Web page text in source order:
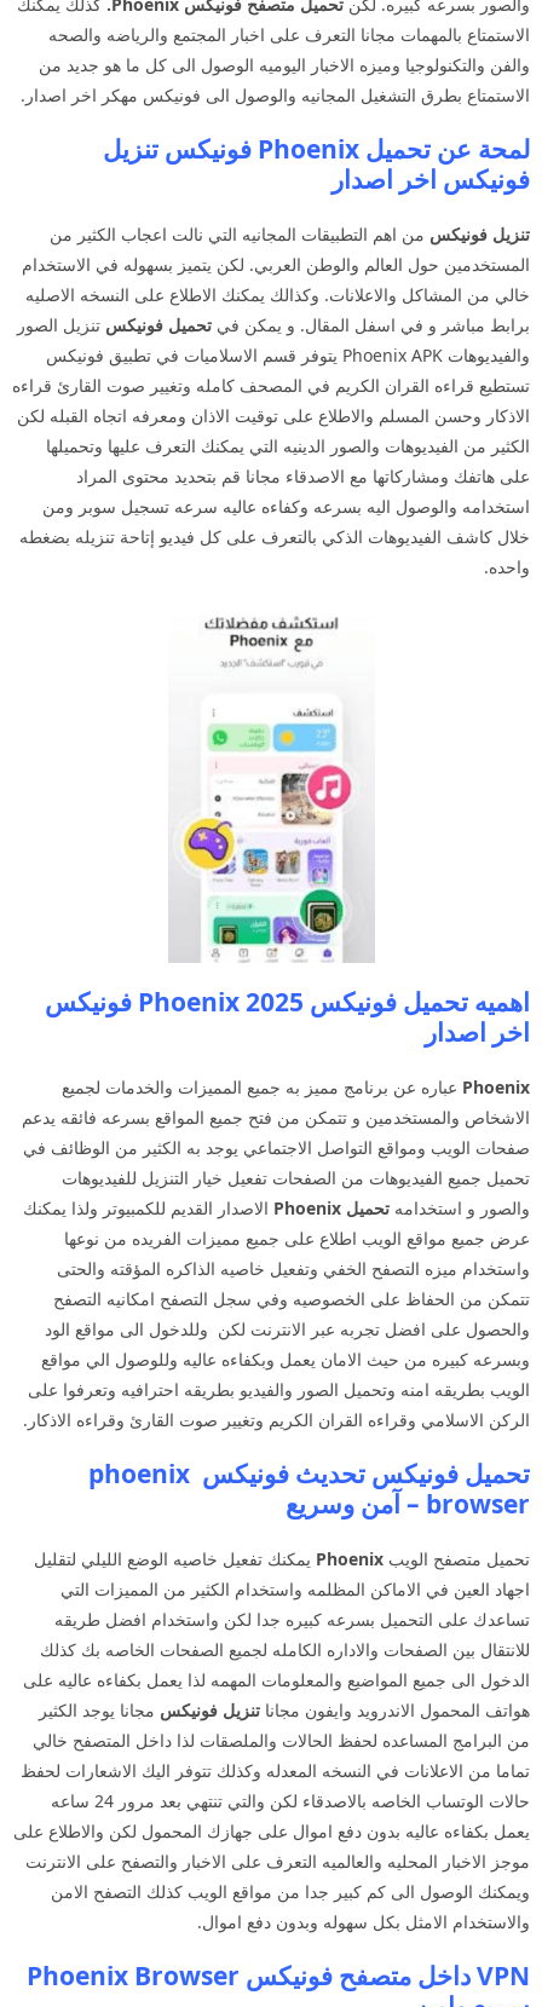
والصور بسرعه كبيره. لكن تحميل متصفح فونيكس Phoenix.
كذلك يمكنك
الاستمتاع بالمهمات مجانا التعرف على اخبار المجتمع والرياضه والصحه
والفن والتكنولوجيا وميزه الاخبار اليوميه الوصول الى كل ما هو جديد من
الاستمتاع بطرق التشغيل المجانيه والوصول الى فونيكس مهكر اخر اصدار.
لمحة عن تحميل Phoenix فونيكس تنزيل
فونيكس اخر اصدار
تنزيل فونيكس من اهم التطبيقات المجانيه التي نالت اعجاب الكثير من
المستخدمين حول العالم والوطن العربي. لكن يتميز بسهوله في الاستخدام
خالي من المشاكل والاعلانات. وكذالك يمكنك الاطلاع على النسخه الاصليه
برابط مباشر و في اسفل المقال. و يمكن في تحميل فونيكس تنزيل الصور
والفيديوهات Phoenix APK يتوفر قسم الاسلاميات في تطبيق فونيكس
تستطيع قراءه القران الكريم في المصحف كامله وتغيير صوت القارئ قراءه
الاذكار وحسن المسلم والاطلاع على توقيت الاذان ومعرفه اتجاه القبله لكن
الكثير من الفيديوهات والصور الدينيه التي يمكنك التعرف عليها وتحميلها
على هاتفك ومشاركاتها مع الاصدقاء مجانا قم بتحديد محتوى المراد
استخدامه والوصول اليه بسرعه وكفاءه عاليه سرعه تسجيل سوبر ومن
خلال كاشف الفيديوهات الذكي بالتعرف على كل فيديو إتاحة تنزيله بضغطه
واحده.
اهميه تحميل فونيكس Phoenix 2025 فونيكس
اخر اصدار
Phoenix عباره عن برنامج مميز به جميع المميزات والخدمات لجميع
الاشخاص والمستخدمين و تتمكن من فتح جميع المواقع بسرعه فائقه يدعم
صفحات الويب ومواقع التواصل الاجتماعي يوجد به الكثير من الوظائف في
تحميل جميع الفيديوهات من الصفحات تفعيل خيار التنزيل للفيديوهات
والصور و استخدامه تحميل Phoenix
الاصدار القديم للكمبيوتر ولذا يمكنك
عرض جميع مواقع الويب اطلاع على جميع مميزات الفريده من نوعها
واستخدام ميزه التصفح الخفي وتفعيل خاصيه الذاكره المؤقته والحتى
تتمكن من الحفاظ على الخصوصيه وفي سجل التصفح امكانيه التصفح
والحصول على افضل تجربه عبر الانترنت لكن وللدخول الى مواقع الود
وبسرعه كبيره من حيث الامان يعمل وبكفاءه عاليه وللوصول الي مواقع
الويب بطريقه امنه وتحميل الصور والفيديو بطريقه احترافيه وتعرفوا على
الركن الاسلامي وقراءه القران الكريم وتغيير صوت القارئ وقراءه الاذكار.
تحميل فونيكس تحديث فونيكس phoenix
browser – آمن وسريع
تحميل متصفح الويب
يمكنك تفعيل خاصيه الوضع الليلي لتقليل
اجهاد العين في الاماكن المظلمه واستخدام الكثير من المميزات التي
تساعدك على التحميل بسرعه كبيره جدا لكن واستخدام افضل طريقه
للانتقال بين الصفحات والاداره الكامله لجميع الصفحات الخاصه بك كذلك
الدخول الى جميع المواضيع والمعلومات المهمه لذا يعمل بكفاءه عاليه على
هواتف المحمول الاندرويد وايفون مجانا تنزيل فونيكس مجانا يوجد الكثير
من البرامج المساعده لحفظ الحالات والملصقات لذا داخل المتصفح خالي
تماما من الاعلانات في النسخه المعدله وكذلك تتوفر اليك الاشعارات لحفظ
حالات الوتساب الخاصه بالاصدقاء لكن والتي تنتهي بعد مرور 24 ساعه
يعمل بكفاءه عاليه بدون دفع اموال على جهازك المحمول لكن والاطلاع على
موجز الاخبار المحليه والعالميه التعرف على الاخبار والتصفح على الانترنت
ويمكنك الوصول الى كم كبير جدا من مواقع الويب كذلك التصفح الامن
والاستخدام الامثل بكل سهوله وبدون دفع اموال.
VPN داخل متصفح فونيكس Phoenix Browser